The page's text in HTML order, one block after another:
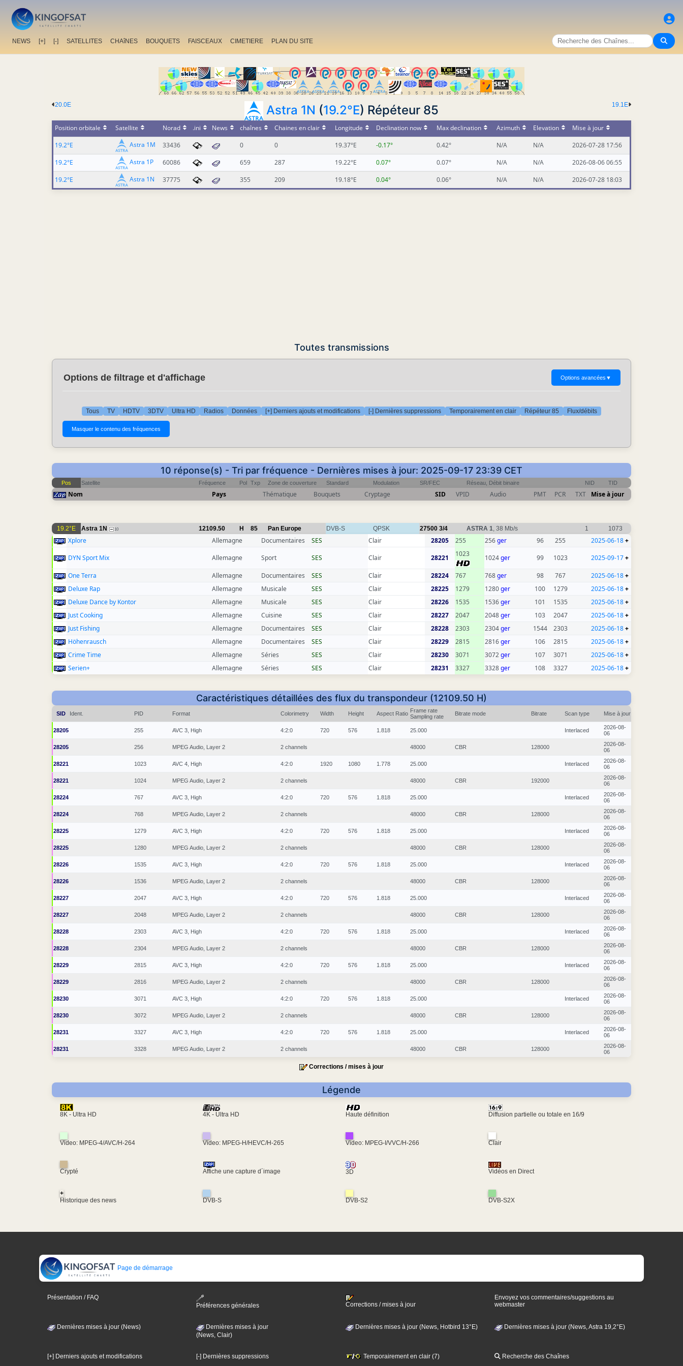
NEWS [+] [-] SATELLITES CHAîNES BOUQUETS FAISCEAUX CIMETIERE PLAN DU SITE
19.1E
20.0E Astra 1N (19.2°E) Répéteur 85
Position orbitale Satellite Norad .ini News chaînes Chaines en clair Longitude Declination now Max declination Azimuth Elevation
Mise à jour
19.2°E
Astra 1M 33436 0 0 19.37°E -0.17° 0.42° N/A N/A
2026-07-28 17:56
19.2°E
Astra 1P 60086 659 287 19.22°E 0.07° 0.07° N/A N/A
2026-08-06 06:55
19.2°E
Astra 1N 37775 355 209 19.18°E 0.04° 0.06° N/A N/A 2026-07-28 18:03
Toutes transmissions
Options de filtrage et d'affichage Options avancées ▼
Tous TV HDTV 3DTV Ultra HD Radios Données [+] Derniers ajouts et modifications [-] Dernières suppressions Temporairement en clair Répéteur 85 Flux/débits
10 réponse(s) - Tri par fréquence - Dernières mises à jour: 2025-09-17 23:39 CET
Pos Satellite Fréquence Pol Txp Zone de couverture Standard Modulation SR/FEC Réseau, Débit binaire NID TID
Nom Pays Thématique Bouquets Cryptage SID VPID Audio PMT PCR TXT Mise à jour
19.2°E Astra 1N 10 12109.50 H 85 Pan Europe DVB-S QPSK 27500 3/4 ASTRA 1, 38 Mb/s 1 1073
Xplore Allemagne Documentaires SES Clair 28205 255 256ger 96 255 2025-06-18+
DYN Sport Mix
Allemagne Sport SES Clair 28221 1023 1024ger 99 1023 2025-09-17+
One Terra Allemagne Documentaires SES Clair 28224 767 768ger 98 767 2025-06-18+
Deluxe Rap
Allemagne Musicale SES Clair 28225 1279 1280ger 100 1279 2025-06-18+
Deluxe Dance by Kontor
Allemagne Musicale SES Clair 28226 1535 1536ger 101 1535 2025-06-18+
Just Cooking
Allemagne Cuisine SES Clair 28227 2047 2048ger 103 2047 2025-06-18+
Just Fishing
Allemagne Documentaires SES Clair 28228 2303 2304ger 1544 2303 2025-06-18+
Höhenrausch
Allemagne Documentaires SES Clair 28229 2815 2816ger 106 2815 2025-06-18+
Crime Time
Allemagne Séries SES Clair 28230 3071 3072ger 107 3071 2025-06-18+
Serien+
Allemagne Séries SES Clair 28231 3327 3328ger 108 3327 2025-06-18+
Caractéristiques détaillées des flux du transpondeur (12109.50 H)
SID Ident. PID Format Colorimetry Width Height Aspect Ratio Frame rate
Sampling rate
Bitrate mode Bitrate Scan type Mise à jour
28205 255 AVC 3, High 4:2:0 720 576 1.818 25.000 Interlaced
2026-08-
06
28205 256 MPEG Audio, Layer 2 2 channels 48000 CBR 128000
2026-08-
06
28221 1023 AVC 4, High 4:2:0 1920 1080 1.778 25.000 Interlaced
2026-08-
06
28221 1024 MPEG Audio, Layer 2 2 channels 48000 CBR 192000
2026-08-
06
28224 767 AVC 3, High 4:2:0 720 576 1.818 25.000 Interlaced
2026-08-
06
28224 768 MPEG Audio, Layer 2 2 channels 48000 CBR 128000
2026-08-
06
28225 1279 AVC 3, High 4:2:0 720 576 1.818 25.000 Interlaced
2026-08-
06
28225 1280 MPEG Audio, Layer 2 2 channels 48000 CBR 128000
2026-08-
06
28226 1535 AVC 3, High 4:2:0 720 576 1.818 25.000 Interlaced
2026-08-
06
28226 1536 MPEG Audio, Layer 2 2 channels 48000 CBR 128000
2026-08-
06
28227 2047 AVC 3, High 4:2:0 720 576 1.818 25.000 Interlaced
2026-08-
06
28227 2048 MPEG Audio, Layer 2 2 channels 48000 CBR 128000
2026-08-
06
28228 2303 AVC 3, High 4:2:0 720 576 1.818 25.000 Interlaced
2026-08-
06
28228 2304 MPEG Audio, Layer 2 2 channels 48000 CBR 128000
2026-08-
06
28229 2815 AVC 3, High 4:2:0 720 576 1.818 25.000 Interlaced
2026-08-
06
28229 2816 MPEG Audio, Layer 2 2 channels 48000 CBR 128000
2026-08-
06
28230 3071 AVC 3, High 4:2:0 720 576 1.818 25.000 Interlaced
2026-08-
06
28230 3072 MPEG Audio, Layer 2 2 channels 48000 CBR 128000
2026-08-
06
28231 3327 AVC 3, High 4:2:0 720 576 1.818 25.000 Interlaced
2026-08-
06
28231 3328 MPEG Audio, Layer 2 2 channels 48000 CBR 128000
2026-08-
06
Corrections / mises à jour
Légende
8K - Ultra HD 4K - Ultra HD Haute définition Diffusion partielle ou totale en 16/9
Video: MPEG-4/AVC/H-264 Video: MPEG-H/HEVC/H-265 Video: MPEG-I/VVC/H-266 Clair
Crypté Affiche une capture d´image 3D Vidéos en Direct
+
Historique des news
DVB-S DVB-S2 DVB-S2X
Page de démarrage
Présentation / FAQ
Préférences générales
Corrections / mises à jour
Envoyez vos commentaires/suggestions au
webmaster
Dernières mises à jour (News)
Dernières mises à jour
(News, Clair)
Dernières mises à jour (News, Hotbird 13°E) Dernières mises à jour (News, Astra 19,2°E)
[+] Derniers ajouts et modifications [-] Dernières suppressions Temporairement en clair (7) Recherche des Chaînes